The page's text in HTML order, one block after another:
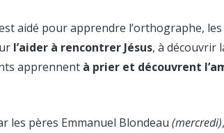
aidé pour apprendre l’orthographe,
l’aider à rencontrer Jésus, à découvrir
apprennent à prier et découvrent
les pères Emmanuel Blondeau (mercredi)